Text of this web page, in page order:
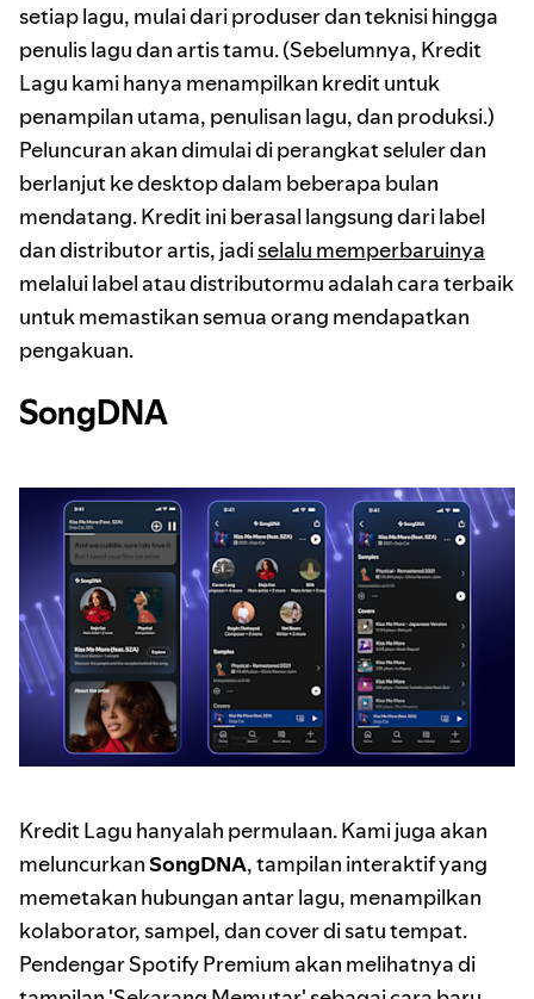
setiap lagu, mulai dari produser dan teknisi hingga
penulis lagu dan artis tamu. (Sebelumnya, Kredit
Lagu kami hanya menampilkan kredit untuk
penampilan utama, penulisan lagu, dan produksi.)
Peluncuran akan dimulai di perangkat seluler dan
berlanjut ke desktop dalam beberapa bulan
mendatang. Kredit ini berasal langsung dari label
dan distributor artis, jadiselalu memperbaruinya
melalui label atau distributormu adalah cara terbaik
untuk memastikan semua orang mendapatkan
pengakuan.
SongDNA
Kredit Lagu hanyalah permulaan. Kami juga akan
meluncurkan SongDNA, tampilan interaktif yang
memetakan hubungan antar lagu, menampilkan
kolaborator, sampel, dan cover di satu tempat.
Pendengar Spotify Premium akan melihatnya di